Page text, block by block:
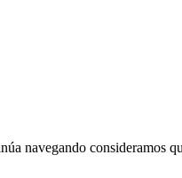
navegando consideramos